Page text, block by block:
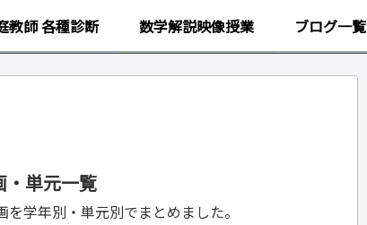
教師 各種診断 数学解説映像授業 ブログ一覧
・単元一覧
学年別・単元別でまとめました。